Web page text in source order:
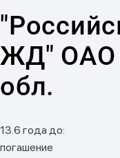
ЖД" ОАО
обл.
13.6 года до:
погашение